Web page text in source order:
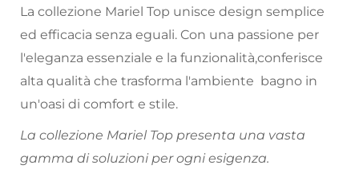
La collezione Mariel Top unisce design semplice
ed efficacia senza eguali. Con una passione per
l'eleganza essenziale e la funzionalità,conferisce
alta qualità che trasforma l'ambiente bagno in
un'oasi di comfort e stile.
La collezione Mariel Top presenta una vasta
gamma di soluzioni per ogni esigenza.